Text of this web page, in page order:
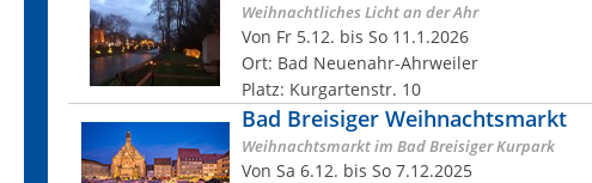
Weihnachtliches Licht an der Ahr
Von Fr 5.12. bis So 11.1.2026
Ort: Bad Neuenahr-Ahrweiler
Platz: Kurgartenstr. 10
Bad Breisiger Weihnachtsmarkt
Weihnachtsmarkt im Bad Breisiger Kurpark
Von Sa 6.12. bis So 7.12.2025